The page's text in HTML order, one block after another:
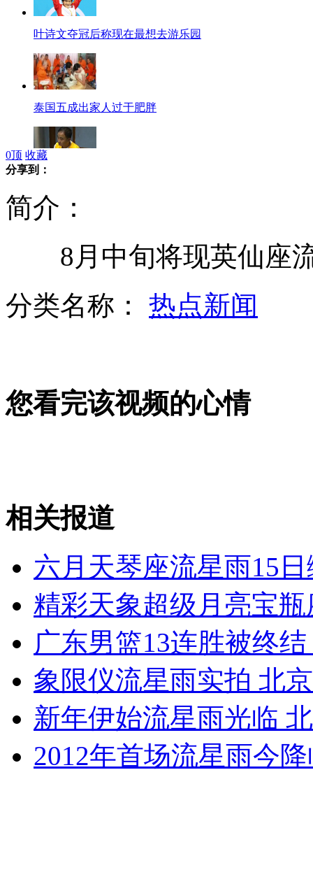
叶诗文夺冠后称现在最想去游乐园
泰国五成出家人过于肥胖
美最贵公寓售1亿美元首相或成买家
英厨师一口气接连打出19个双黄蛋
山西运城恶犬咬伤多人 警民合力深夜将其击毙
女孩北京地铁殴打老人 痛下狠手拳打脚踢
无痛分娩是否安全 医生回应
外交部：反对强权政治霸凌主义
0顶 收藏
分享到：
简介：
8月中旬将现英仙座
分类名称： 热点新闻
您看完该视频的心情
相关报道
六月天琴座流星雨15
精彩天象超级月亮宝
广东男篮13连胜被终
象限仪流星雨实拍 北
新年伊始流星雨光临
2012年首场流星雨今